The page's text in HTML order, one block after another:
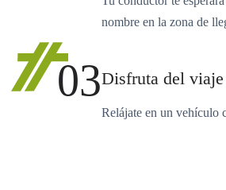
nombre en la zona de
03Disfruta del viaje
Relájate en un vehículo